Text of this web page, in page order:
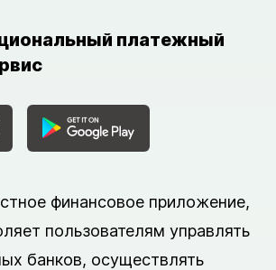
платежный
финансовое приложение,
пользователям управлять
банков, осуществлять